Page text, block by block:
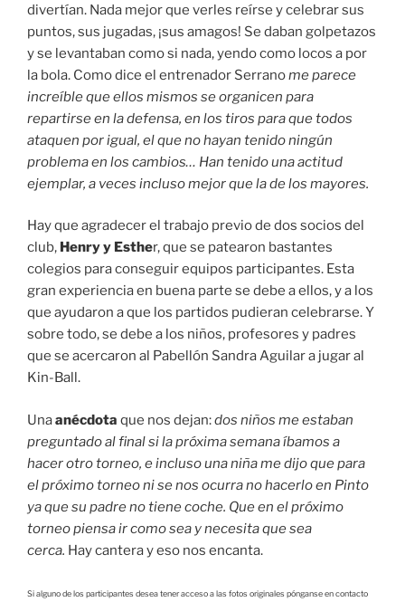
divertían. Nada mejor que verles reírse y celebrar sus
puntos, sus jugadas, ¡sus amagos! Se daban golpetazos
y se levantaban como si nada, yendo como locos a por
la bola. Como dice el entrenador Serranome parece
increíble que ellos mismos se organicen para
repartirse en la defensa, en los tiros para que todos
ataquen por igual, el que no hayan tenido ningún
problema en los cambios… Han tenido una actitud
ejemplar, a veces incluso mejor que la de los mayores.
Hay que agradecer el trabajo previo de dos socios del
club, Henry y Esther, que se patearon bastantes
colegios para conseguir equipos participantes. Esta
gran experiencia en buena parte se debe a ellos, y a los
que ayudaron a que los partidos pudieran celebrarse. Y
sobre todo, se debe a los niños, profesores y padres
que se acercaron al Pabellón Sandra Aguilar a jugar al
Kin-Ball.
Unaanécdota que nos dejan:dos niños me estaban
preguntado al final si la próxima semana íbamos a
hacer otro torneo, e incluso una niña me dijo que para
el próximo torneo ni se nos ocurra no hacerlo en Pinto
ya que su padre no tiene coche. Que en el próximo
torneo piensa ir como sea y necesita que sea
cerca. Hay cantera y eso nos encanta.
Si alguno de los participantes desea tener acceso a las fotos originales pónganse en contacto